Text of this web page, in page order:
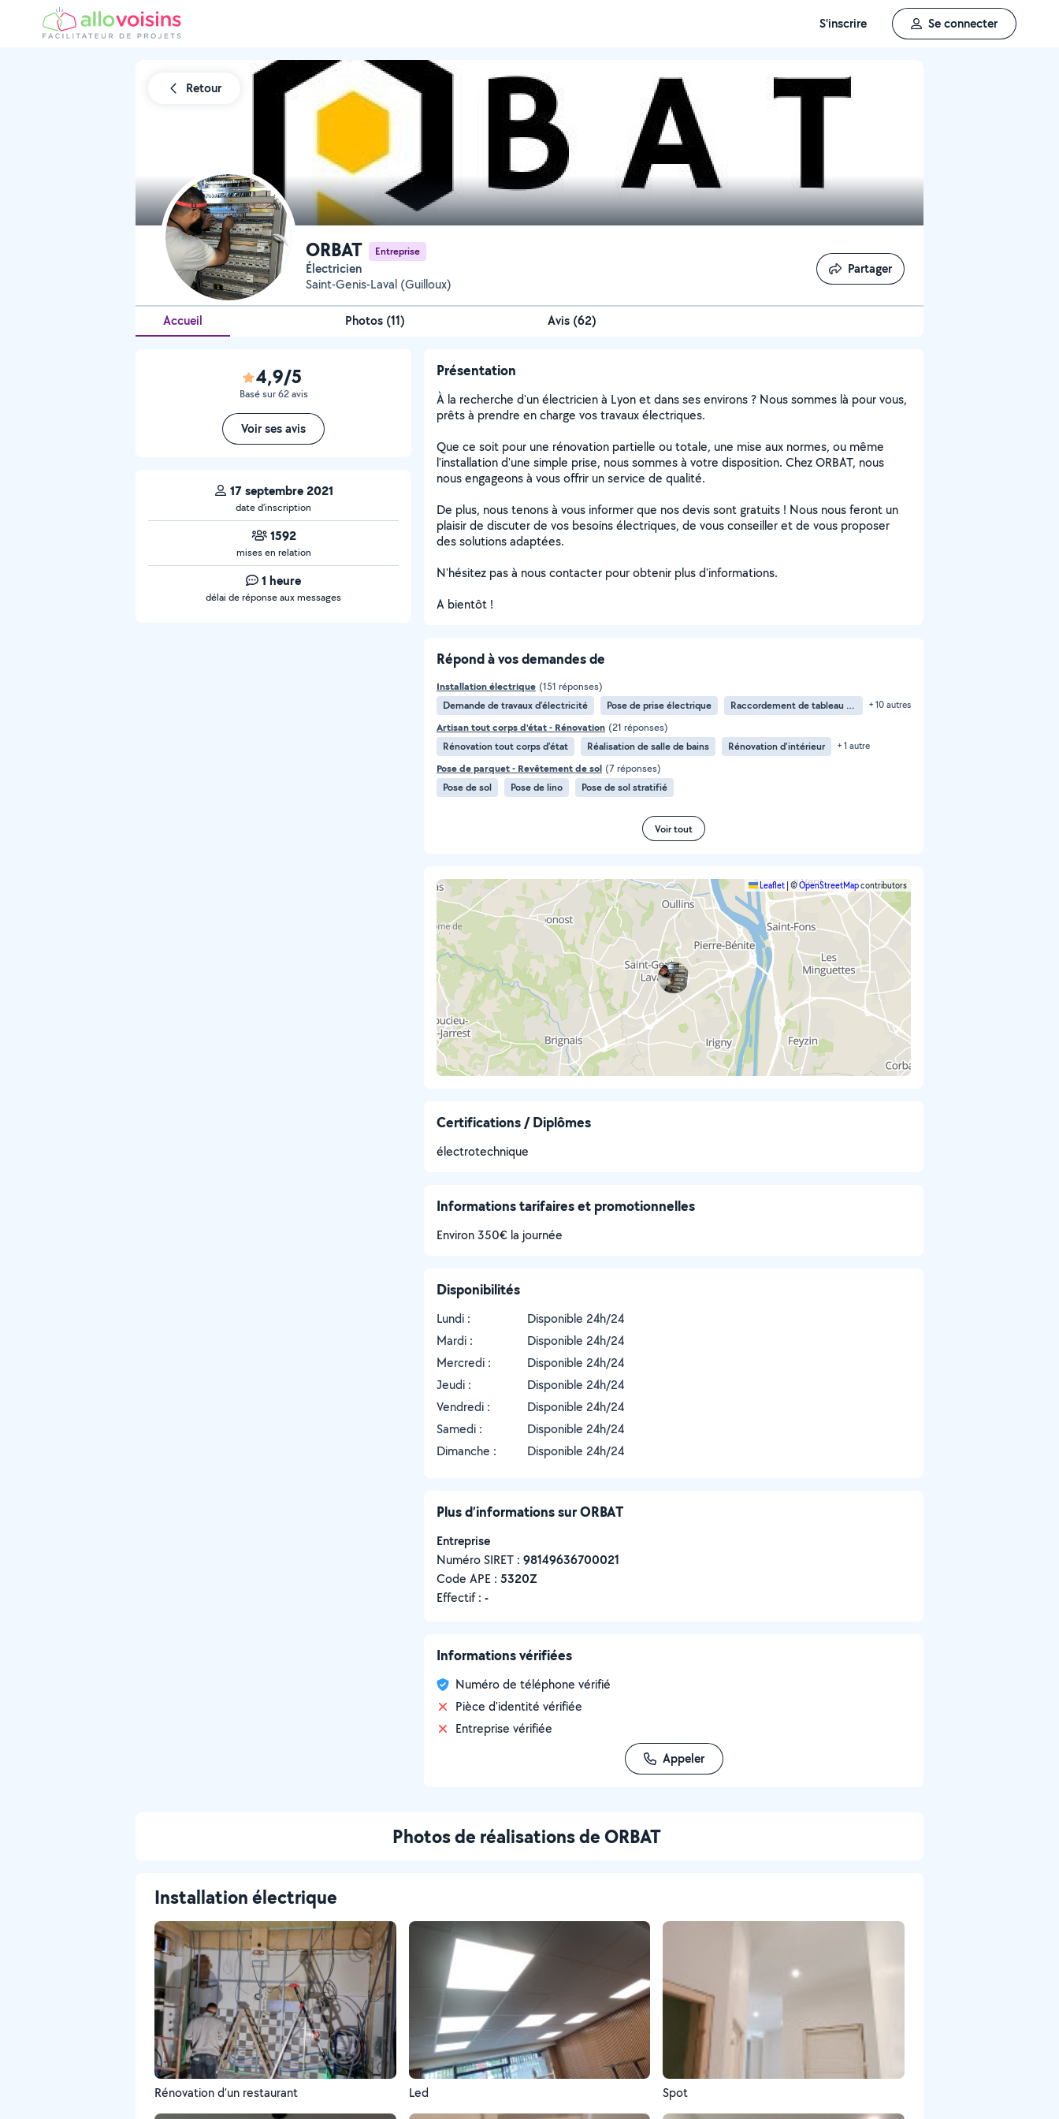
S'inscrire Se connecter
Retour
ORBAT Entreprise
électricien
Saint-Genis-Laval (Guilloux)
Partager
Partager
Accueil Photos (11) Avis (62)
4,9/5
Basé sur 62 avis
Voir ses avis
17 septembre 2021
date d’inscription
1592
mises en relation
1 heure
délai de réponse aux messages
Présentation
À la recherche d'un électricien à Lyon et dans ses environs ? Nous sommes là pour vous,
prêts à prendre en charge vos travaux électriques.
Que ce soit pour une rénovation partielle ou totale, une mise aux normes, ou même
l'installation d'une simple prise, nous sommes à votre disposition. Chez ORBAT, nous
nous engageons à vous offrir un service de qualité.
De plus, nous tenons à vous informer que nos devis sont gratuits ! Nous nous feront un
plaisir de discuter de vos besoins électriques, de vous conseiller et de vous proposer
des solutions adaptées.
N'hésitez pas à nous contacter pour obtenir plus d'informations.
A bientôt !
Répond à vos demandes de
Installation électrique (151 réponses)
Demande de travaux d’électricité
Pose de prise électrique Raccordement de tableau électrique + 10 autres
Artisan tout corps d'état - Rénovation (21 réponses)
Rénovation tout corps d’état
Réalisation de salle de bains Rénovation d'intérieur + 1 autre
Pose de parquet - Revêtement de sol (7 réponses)
Pose de sol
Pose de lino Pose de sol stratifié
Voir tout
Leaflet ©OpenStreetMapcontributors
Certifications / Diplômes
électrotechnique
Informations tarifaires et promotionnelles
Environ 350€ la journée
Disponibilités
Lundi :
Disponible 24h/24
Mardi :
Disponible 24h/24
Mercredi :
Disponible 24h/24
Jeudi :
Disponible 24h/24
Vendredi :
Disponible 24h/24
Samedi :
Disponible 24h/24
Dimanche :
Disponible 24h/24
Plus d’informations sur ORBAT
Entreprise
Numéro SIRET : ‍98149636700021
Code APE : 5320Z
Effectif : -
Informations vérifiées
Numéro de téléphone vérifié
Pièce d'identité vérifiée
Entreprise vérifiée
Appeler
Photos de réalisations de ORBAT
Installation électrique
Rénovation d’un restaurant Led Spot